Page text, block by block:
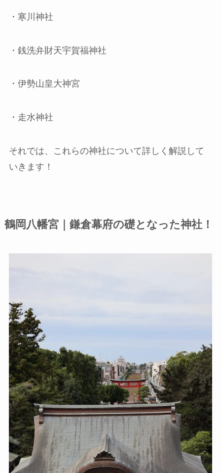
・寒川神社
・銭洗弁財天宇賀福神社
・伊勢山皇大神宮
・走水神社
それでは、これらの神社について詳しく解説して
いきます！
鶴岡八幡宮｜鎌倉幕府の礎となった神社！